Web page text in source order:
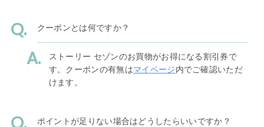
クーポンとは何ですか？
ストーリー セゾンのお買物がお得になる割引券で
す。クーポンの有無はマイページ内でご確認いただ
けます。
ポイントが足りない場合はどうしたらいいですか？